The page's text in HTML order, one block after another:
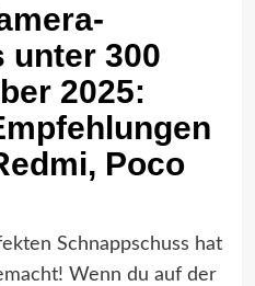
unter 300
2025:
Poco
Schnappschuss hat
Wenn du auf der